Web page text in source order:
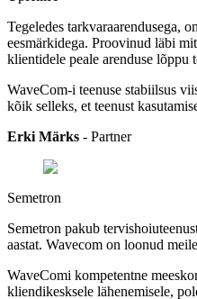
Tegeledes tarkvaraarendusega,
eesmärkidega. Proovinud läbi
klientidele peale arenduse lõppu
WaveCom-i teenuse stabiilsus
kõik selleks, et teenust
Erki Märks - Partner
Semetron
Semetron pakub
aastat. Wavecom on loonud
WaveComi kompetentne
kliendikesksele lähenemisele,